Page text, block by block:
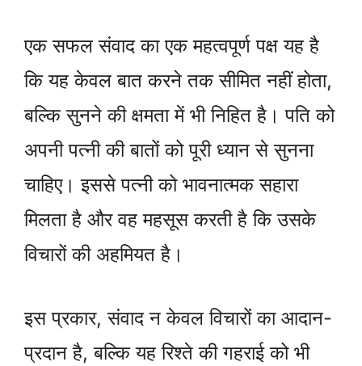
एक सफल संवाद का एक महत्वपूर्ण पक्ष यह है
कि यह केवल बात करने तक सीमित नहीं होता,
बल्कि सुनने की क्षमता में भी निहित है। पति को
अपनी पत्नी की बातों को पूरी ध्यान से सुनना
चाहिए। इससे पत्नी को भावनात्मक सहारा
मिलता है और वह महसूस करती है कि उसके
विचारों की अहमियत है।
इस प्रकार, संवाद न केवल विचारों का आदान-
प्रदान है, बल्कि यह रिश्ते की गहराई को भी